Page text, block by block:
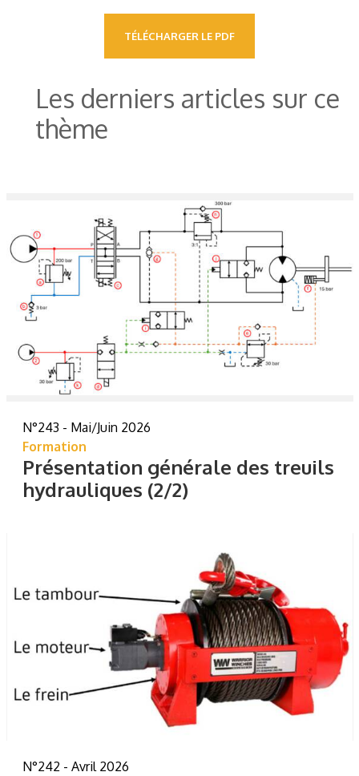
TÉLÉCHARGER LE PDF
Les derniers articles sur ce
thème
N°243 - Mai/Juin 2026
Formation
Présentation générale des treuils
hydrauliques (2/2)
N°242 - Avril 2026